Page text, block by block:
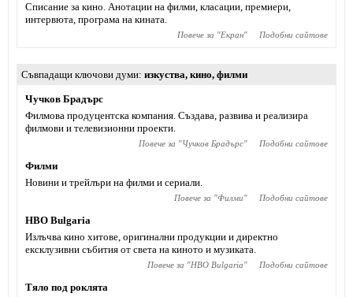
Списание за кино. Анотации на филми, класации, премиери,
интервюта, програма на кината.
Повече за "Екран" Подобни сайтове
Съвпадащи ключови думи изкуства, кино, филми
Чучков Брадърс
Филмова продуцентска компания. Създава, развива и реализира
филмови и телевизионни проекти.
Повече за "Чучков Брадърс" Подобни сайтове
Филми
Новини и трейлъри на филми и сериали.
Повече за "Филми" Подобни сайтове
HBO Bulgaria
Излъчва кино хитове, оригинални продукции и директно
ексклузивни събития от света на киното и музиката.
Повече за "HBO Bulgaria" Подобни сайтове
Тяло под роклята